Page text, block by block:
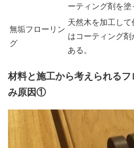
ーティング剤を塗
無垢フローリン
グ
天然木を加工し
はコーティング
ある。
材料と施工から考えられる
み原因①